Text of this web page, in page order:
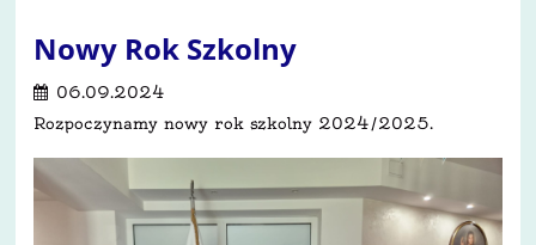
Nowy Rok Szkolny
06.09.2024
Rozpoczynamy nowy rok szkolny 2024/2025.